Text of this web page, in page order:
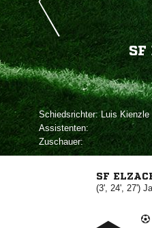
SF
Schiedsrichter: 
Assistenten:
Zuschauer:
SF
(3', 24', 27')